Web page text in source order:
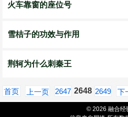
火车靠窗的座位号
雪桔子的功效与作用
荆轲为什么刺秦王
首页 上一页 2647 2648 2649 下
© 2026 融合经